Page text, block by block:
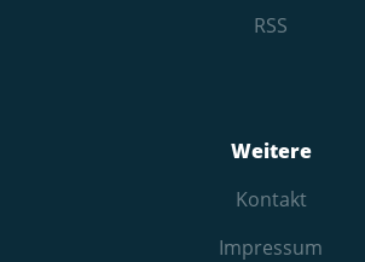
RSS
Weitere
Kontakt
Impressum